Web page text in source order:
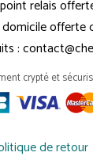
relais
domicile offerte
:
crypté et
de retour